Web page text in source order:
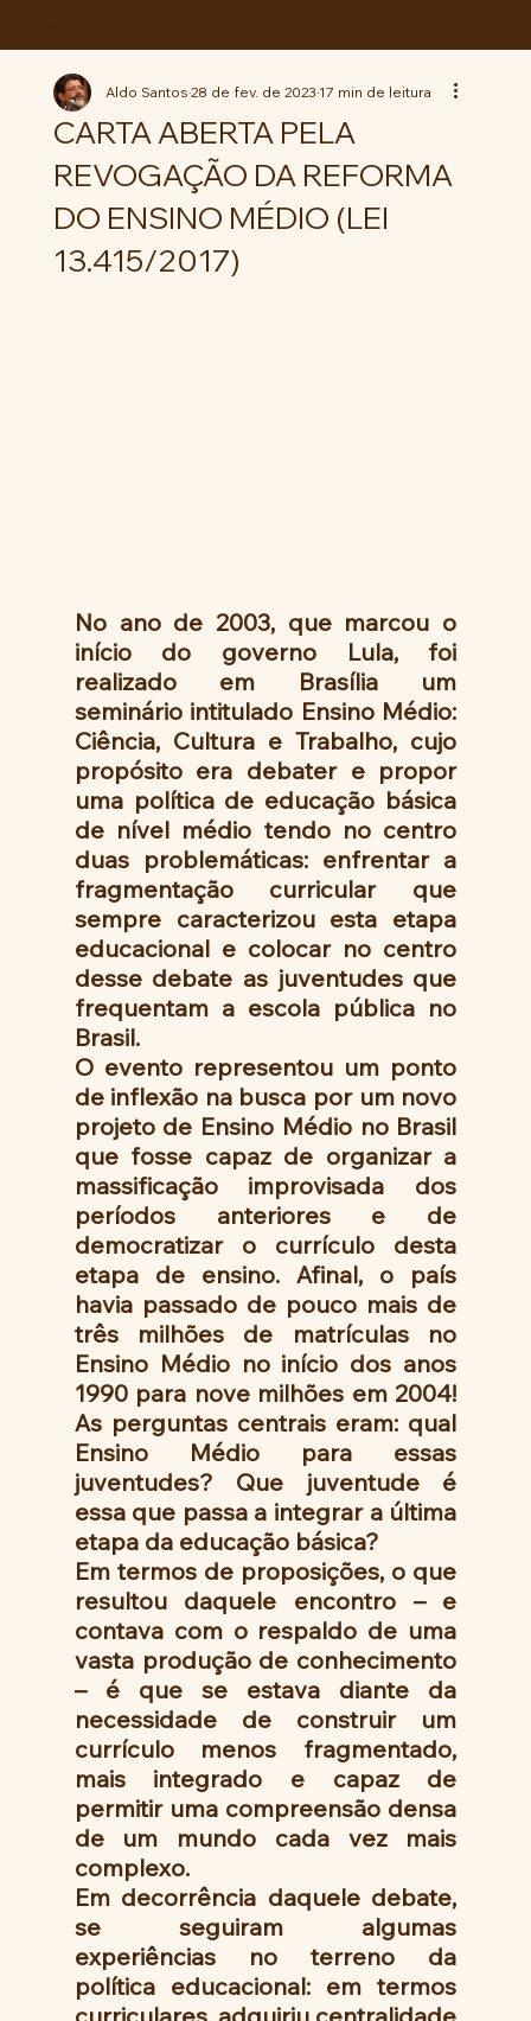
CARTA ABERTA PELA
REVOGAÇÃO DA REFORMA
DO ENSINO MÉDIO (LEI
13.415/2017)
Aldo Santos28 de fev. de 202317 min de leitura
No ano de 2003, que marcou o
início do governo Lula, foi
realizado em Brasília um
seminário intitulado Ensino Médio:
Ciência, Cultura e Trabalho, cujo
propósito era debater e propor
uma política de educação básica
de nível médio tendo no centro
duas problemáticas: enfrentar a
fragmentação curricular que
sempre caracterizou esta etapa
educacional e colocar no centro
desse debate as juventudes que
frequentam a escola pública no
Brasil.
O evento representou um ponto
de inflexão na busca por um novo
projeto de Ensino Médio no Brasil
que fosse capaz de organizar a
massificação improvisada dos
períodos anteriores e de
democratizar o currículo desta
etapa de ensino. Afinal, o país
havia passado de pouco mais de
três milhões de matrículas no
Ensino Médio no início dos anos
1990 para nove milhões em 2004!
As perguntas centrais eram: qual
Ensino Médio para essas
juventudes? Que juventude é
essa que passa a integrar a última
etapa da educação básica?
Em termos de proposições, o que
resultou daquele encontro – e
contava com o respaldo de uma
vasta produção de conhecimento
– é que se estava diante da
necessidade de construir um
currículo menos fragmentado,
mais integrado e capaz de
permitir uma compreensão densa
de um mundo cada vez mais
complexo.
Em decorrência daquele debate,
se seguiram algumas
experiências no terreno da
política educacional: em termos